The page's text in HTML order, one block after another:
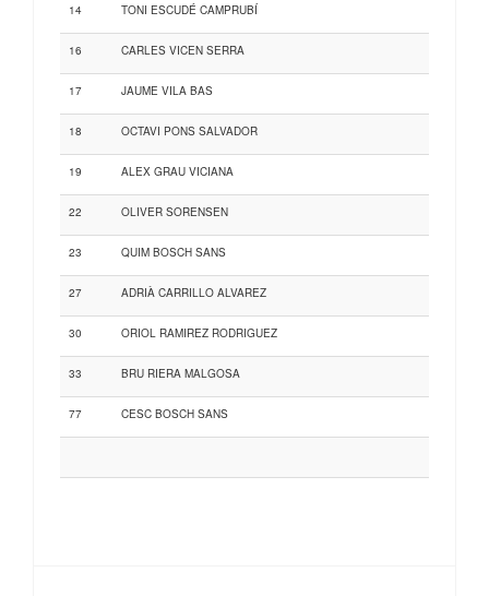
14 TONI ESCUDÉ CAMPRUBÍ
16 CARLES VICEN SERRA
17 JAUME VILA BAS
18 OCTAVI PONS SALVADOR
19 ALEX GRAU VICIANA
22 OLIVER SORENSEN
23 QUIM BOSCH SANS
27 ADRIÀ CARRILLO ALVAREZ
30 ORIOL RAMIREZ RODRIGUEZ
33 BRU RIERA MALGOSA
77 CESC BOSCH SANS